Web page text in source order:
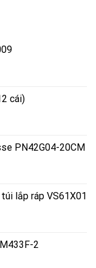
cái)
PN42G04-20CM
lắp ráp VS61X01
2